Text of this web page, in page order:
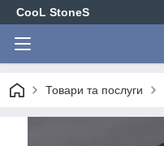
CooL StoneS
Товари та послуги